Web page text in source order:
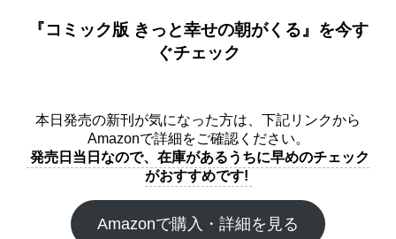
『コミック版 きっと幸せの朝がくる』を今す
ぐチェック
本日発売の新刊が気になった方は、下記リンクから
Amazonで詳細をご確認ください。
発売日当日なので、在庫があるうちに早めのチェック
がおすすめです!
Amazonで購入・詳細を見る